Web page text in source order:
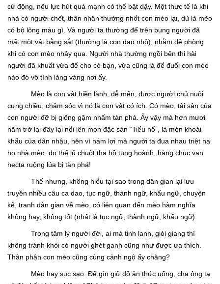
cử động, nếu lực hút quá mạnh có thể bật dậy. Một thực tế là khi
nhà có người chết, thân nhân thường nhốt con mèo lại, dù là mèo
có bộ lông màu gì. Và người ta thường để trên bụng người đã
mất một vật bằng sắt (thường là con dao nhỏ), nhằm đề phòng
khi có con mèo nhảy qua. Người nhà thường ngồi bên thi hài
người đã khuất vừa để cho có bạn, vừa cũng là để đuổi con mèo
nào đó vô tình lảng vảng nơi ấy.
Mèo là con vật hiền lành, dễ mến, được người chủ nuôi
cưng chiều, chăm sóc vì nó là con vật có ích. Có mèo, tài sản của
con người đỡ bị giống gặm nhấm tàn phá. Ấy vậy mà hơn mươi
năm trở lại đây lại nổi lên món đặc sản “Tiểu hổ”, là món khoái
khẩu của dân nhậu, nên vì hám lợi mà người ta đua nhau triệt hạ
họ nhà mèo, do thế lũ chuột tha hồ tung hoành, hàng chục vạn
hecta ruộng lúa bị tàn phá!
Thế nhưng, không hiểu tại sao trong dân gian lại lưu
truyền nhiều câu ca dao, tục ngữ, thành ngữ, khẩu ngữ, chuyện
kể, tranh dân gian về mèo, có liên quan đến mèo hàm nghĩa
không hay, không tốt (nhất là tục ngữ, thành ngữ, khẩu ngữ).
Trong tâm lý người đời, ai mà tinh lanh, giỏi giang thì
không tránh khỏi có người ghét ganh cũng như được ưa thích.
Thân phận con mèo cũng cùng cảnh ngộ ấy chăng?
Mèo hay sục sạo. Để gìn giữ đồ ăn thức uống, cha ông ta